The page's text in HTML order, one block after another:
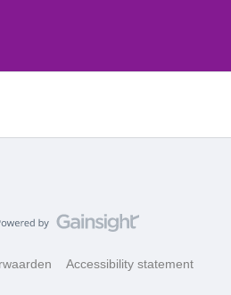
Accessibility statement